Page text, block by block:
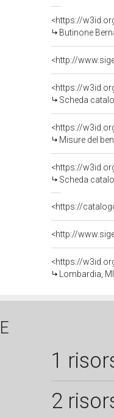
<https://
Butinone
<https://
Scheda
<https://
Misure del
<https://
Scheda
<https://
<https://
Lombardia,
1
2